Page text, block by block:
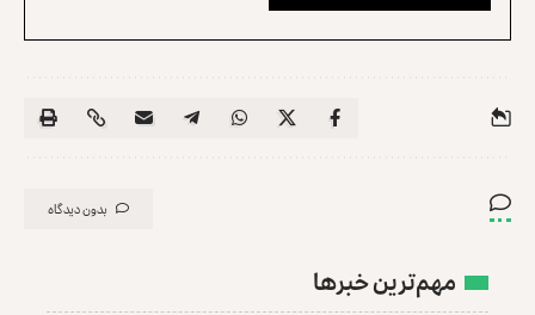
بدون دیدگاه
مهم‌ترین خبرها